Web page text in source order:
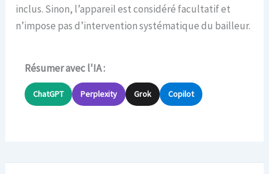
inclus. Sinon, l’appareil est considéré facultatif et
n’impose pas d’intervention systématique du bailleur.
Résumer avec l'IA :
ChatGPT Perplexity Grok Copilot